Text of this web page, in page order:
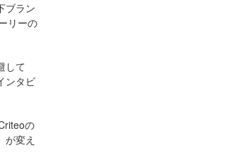
ブラン
リーの
して
ンタビ
の
が変え